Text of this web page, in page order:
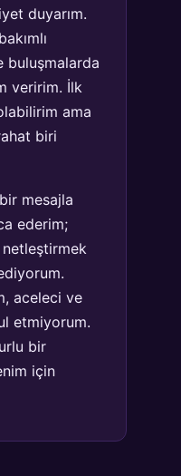
duyarım.
buluşmalarda
veririm. İlk
ama
biri
mesajla
ederim;
aceleci ve
etmiyorum.
bir
için